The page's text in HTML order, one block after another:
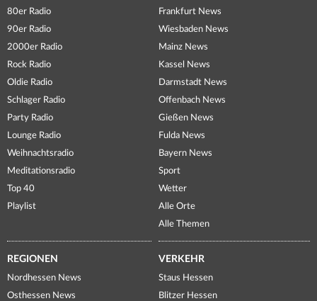
80er Radio
90er Radio
2000er Radio
Rock Radio
Oldie Radio
Schlager Radio
Party Radio
Lounge Radio
Weihnachtsradio
Meditationsradio
Top 40
Playlist
Frankfurt News
Wiesbaden News
Mainz News
Kassel News
Darmstadt News
Offenbach News
Gießen News
Fulda News
Bayern News
Sport
Wetter
Alle Orte
Alle Themen
REGIONEN
Nordhessen News
Osthessen News
VERKEHR
Staus Hessen
Blitzer Hessen